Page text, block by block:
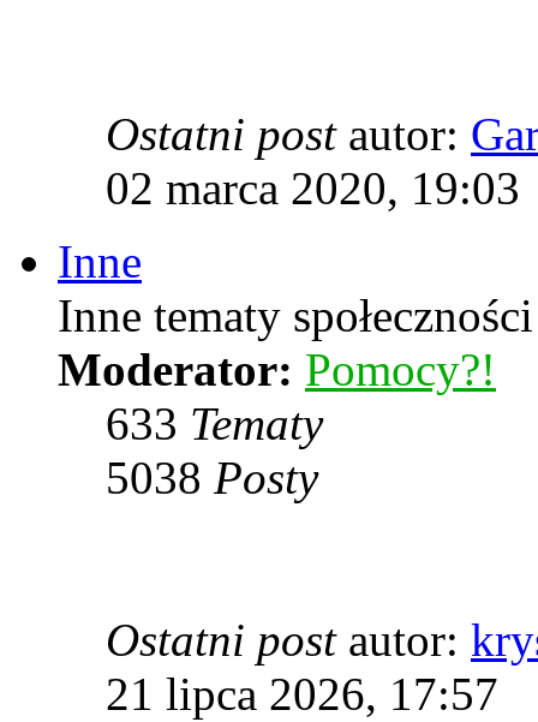
Ostatni postautor:
02 marca 2020, 19:03
Inne
Inne tematy
Moderator: Pomocy?!
633 Tematy
5038 Posty
Ostatni postautor:
21 lipca 2026, 17:57